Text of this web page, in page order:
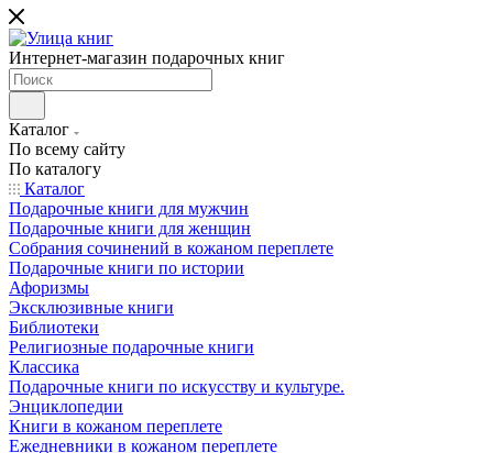
Интернет-магазин подарочных книг
Каталог
По всему сайту
По каталогу
Каталог
Подарочные книги для мужчин
Подарочные книги для женщин
Собрания сочинений в кожаном переплете
Подарочные книги по истории
Афоризмы
Эксклюзивные книги
Библиотеки
Религиозные подарочные книги
Классика
Подарочные книги по искусству и культуре.
Энциклопедии
Книги в кожаном переплете
Ежедневники в кожаном переплете